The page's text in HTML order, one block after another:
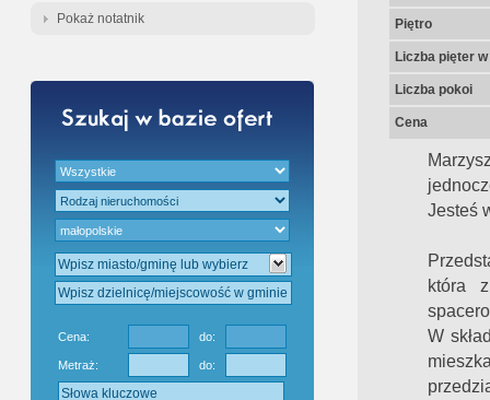
Pokaż notatnik
Cena: do:
Metraż: do:
Piętro
Liczba pięter
Liczba pokoi
Cena
Jesteś
która
W